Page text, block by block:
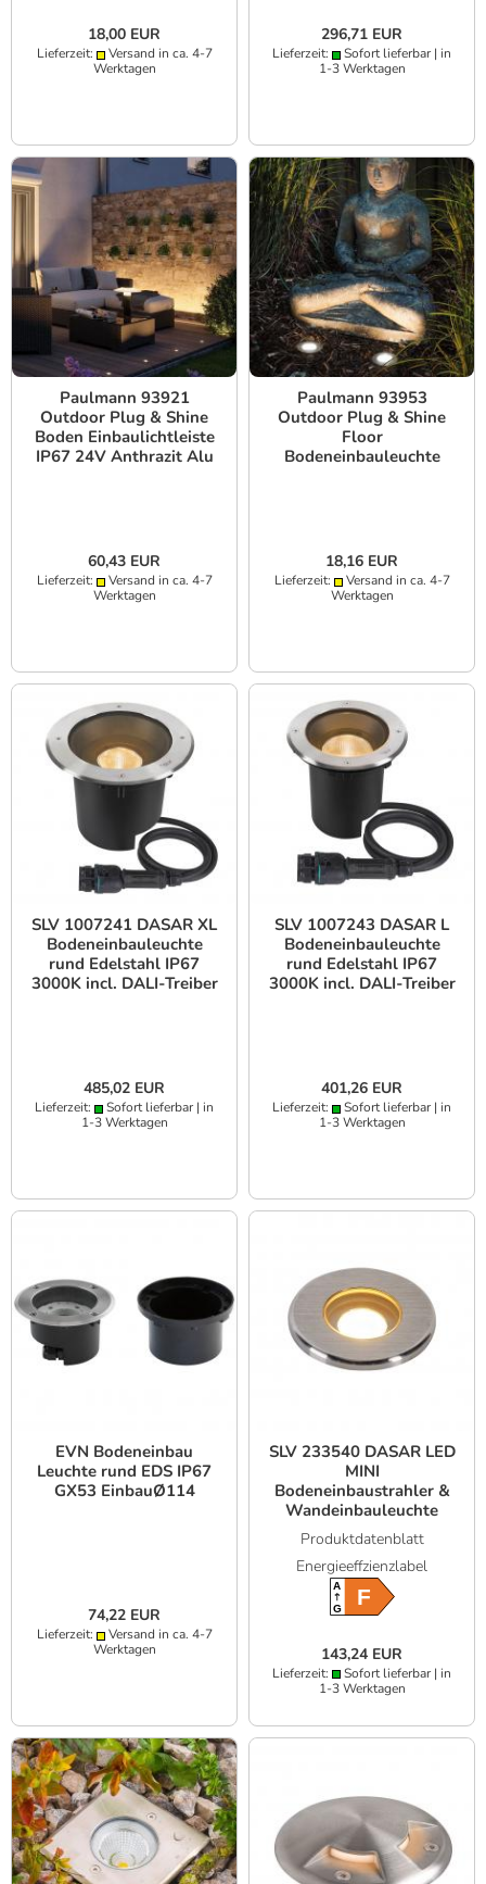
18,00 EUR
Lieferzeit:
Versand in ca. 4-7
Werktagen
296,71 EUR
Lieferzeit:
Sofort lieferbar | in
1-3 Werktagen
Paulmann 93921
Outdoor Plug & Shine
Boden Einbaulichtleiste
IP67 24V Anthrazit Alu
60,43 EUR
Lieferzeit:
Versand in ca. 4-7
Werktagen
Paulmann 93953
Outdoor Plug & Shine
Floor
Bodeneinbauleuchte
18,16 EUR
Lieferzeit:
Versand in ca. 4-7
Werktagen
SLV 1007241 DASAR XL
Bodeneinbauleuchte
rund Edelstahl IP67
3000K incl. DALI-Treiber
485,02 EUR
Lieferzeit:
Sofort lieferbar | in
1-3 Werktagen
SLV 1007243 DASAR L
Bodeneinbauleuchte
rund Edelstahl IP67
3000K incl. DALI-Treiber
401,26 EUR
Lieferzeit:
Sofort lieferbar | in
1-3 Werktagen
EVN Bodeneinbau
Leuchte rund EDS IP67
GX53 EinbauØ114
74,22 EUR
Lieferzeit:
Versand in ca. 4-7
Werktagen
SLV 233540 DASAR LED
MINI
Bodeneinbaustrahler &
Wandeinbauleuchte
In&Out aus Edelstahl
3000K IP67
Produktdatenblatt
Energieeffzienzlabel
A
GF
143,24 EUR
Lieferzeit:
Sofort lieferbar | in
1-3 Werktagen